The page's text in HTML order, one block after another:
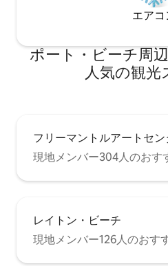
エアコ
ポート・ビーチ⁠周⁠
人⁠気⁠の観⁠光⁠
フリーマントルアートセン
現地メンバー304人のおす
レイトン・ビーチ
現地メンバー126人のおす